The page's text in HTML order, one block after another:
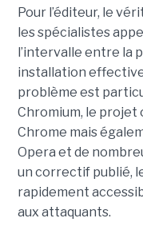
Pour l’éditeur, le
les spécialistes
l’intervalle entre la
installation
problème est
Chromium, le projet
Chrome mais
Opera et de
un correctif publié,
rapidement
aux attaquants.